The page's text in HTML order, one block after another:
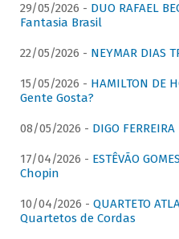
29/05/2026 - DUO RAFAEL
Fantasia Brasil
22/05/2026 - NEYMAR DIAS
15/05/2026 - HAMILTON DE
Gente Gosta?
08/05/2026 - DIGO
17/04/2026 - ESTÊVÃO
Chopin
10/04/2026 - QUARTETO
Quartetos de Cordas